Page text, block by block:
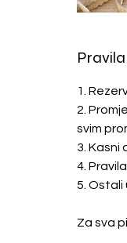
1.
2.
svim
3. Kasni
4.
5. Ostali
Za sva